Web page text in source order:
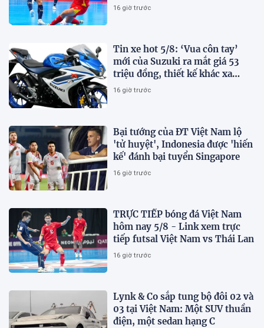
16 giờ trước
Tin xe hot 5/8: ‘Vua côn tay’
mới của Suzuki ra mắt giá 53
triệu đồng, thiết kế khác xa
Honda Winner R và Yamaha
16 giờ trước
Bại tướng của ĐT Việt Nam lộ
'tử huyệt', Indonesia được 'hiến
kế' đánh bại tuyển Singapore
16 giờ trước
TRỰC TIẾP bóng đá Việt Nam
hôm nay 5/8 - Link xem trực
tiếp futsal Việt Nam vs Thái Lan
16 giờ trước
Lynk & Co sắp tung bộ đôi 02 và
03 tại Việt Nam: Một SUV thuần
điện, một sedan hạng C